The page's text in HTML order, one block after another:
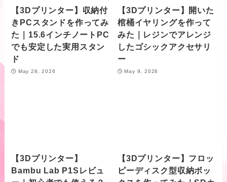
【3Dプリンター】収納付
きPCスタンドを作ってみ
た｜15.6インチノートPC
でも安定した実用スタン
ド
May 28, 2026
【3Dプリンター】開いた
棺桶イヤリングを作って
みた｜レジンでアレンジ
したゴシックアクセサリ
ー
May 9, 2026
【3Dプリンター】
Bambu Lab P1Sレビュ
【3Dプリンター】フロッ
ピーディスク型収納ボッ